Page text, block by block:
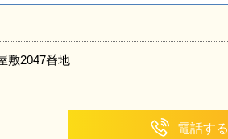
敷2047番地
電話する